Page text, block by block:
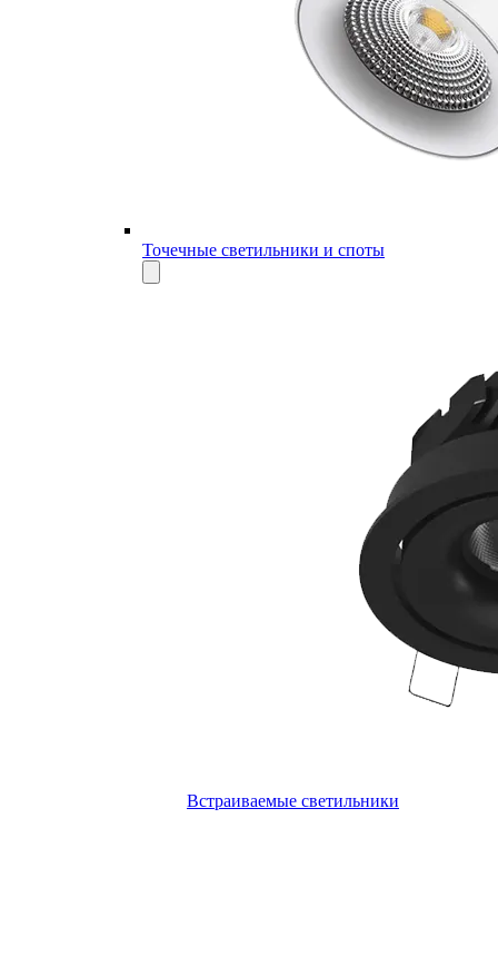
Точечные светильники и споты
Встраиваемые светильники